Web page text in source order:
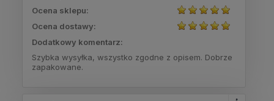
Ocena sklepu:
Ocena dostawy:
Dodatkowy komentarz:
Szybka wysyłka, wszystko zgodne z opisem. Dobrze
zapakowane.